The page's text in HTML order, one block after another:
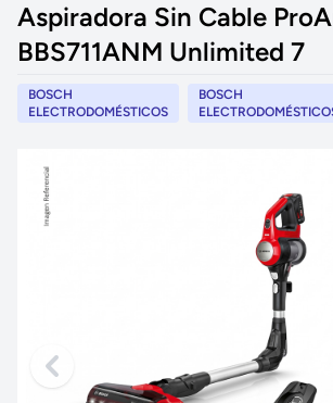
Aspiradora Sin Cable
BBS711ANM Unlimited 7
BOSCH
ELECTRODOMÉSTICOS
BOSCH